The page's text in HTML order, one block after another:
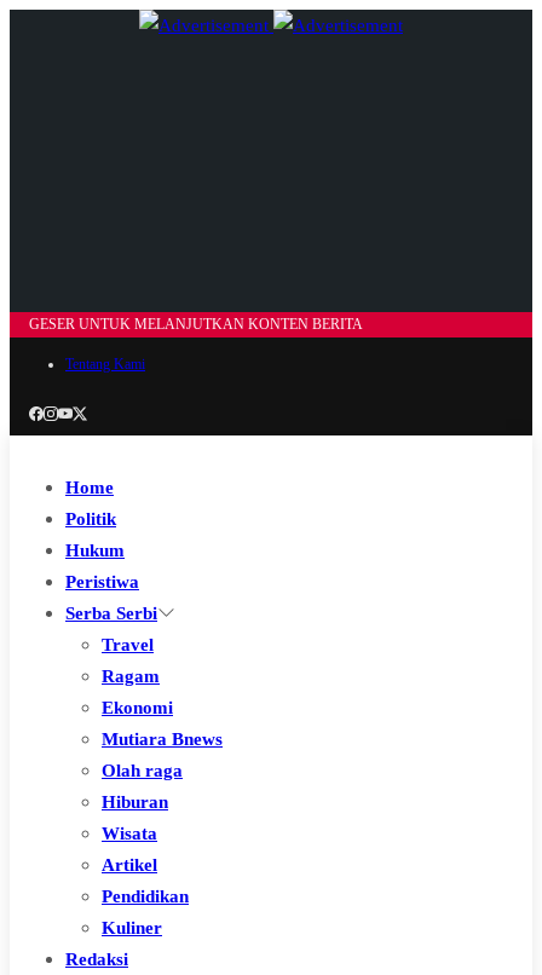
GESER UNTUK MELANJUTKAN KONTEN BERITA
Tentang Kami
Home
Politik
Hukum
Peristiwa
Serba Serbi
Travel
Ragam
Ekonomi
Mutiara Bnews
Olah raga
Hiburan
Wisata
Artikel
Pendidikan
Kuliner
Redaksi